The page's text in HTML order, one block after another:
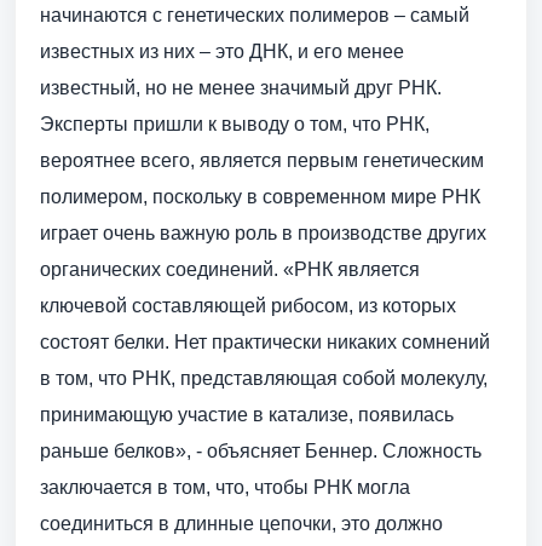
начинаются с генетических полимеров – самый
известных из них – это ДНК, и его менее
известный, но не менее значимый друг РНК.
Эксперты пришли к выводу о том, что РНК,
вероятнее всего, является первым генетическим
полимером, поскольку в современном мире РНК
играет очень важную роль в производстве других
органических соединений. «РНК является
ключевой составляющей рибосом, из которых
состоят белки. Нет практически никаких сомнений
в том, что РНК, представляющая собой молекулу,
принимающую участие в катализе, появилась
раньше белков», - объясняет Беннер. Сложность
заключается в том, что, чтобы РНК могла
соединиться в длинные цепочки, это должно